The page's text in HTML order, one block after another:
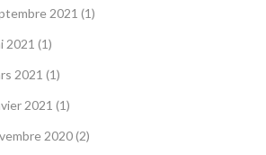
2021 (1)
2021 (1)
2021 (1)
2021 (1)
2020(2)